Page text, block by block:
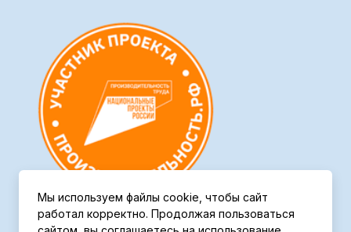
Мы используем файлы cookie, чтобы сайт
работал корректно. Продолжая пользоваться